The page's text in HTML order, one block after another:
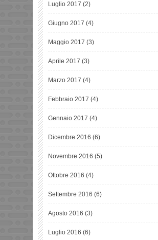
Luglio 2017 (2)
Giugno 2017 (4)
Maggio 2017 (3)
Aprile 2017 (3)
Marzo 2017 (4)
Febbraio 2017 (4)
Gennaio 2017 (4)
Dicembre 2016 (6)
Novembre 2016 (5)
Ottobre 2016 (4)
Settembre 2016 (6)
Agosto 2016 (3)
Luglio 2016 (6)